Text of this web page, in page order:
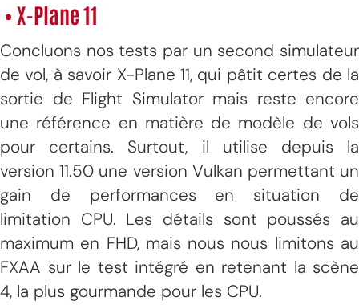
• X-Plane 11
Concluons nos tests par un second simulateur
de vol, à savoir X-Plane 11, qui pâtit certes de la
sortie de Flight Simulator mais reste encore
une référence en matière de modèle de vols
pour certains. Surtout, il utilise depuis la
version 11.50 une version Vulkan permettant un
gain de performances en situation de
limitation CPU. Les détails sont poussés au
maximum en FHD, mais nous nous limitons au
FXAA sur le test intégré en retenant la scène
4, la plus gourmande pour les CPU.